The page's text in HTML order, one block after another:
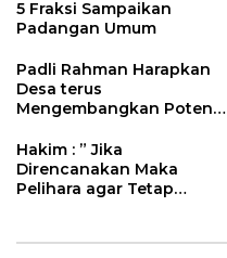
5 Fraksi Sampaikan
Padangan Umum
Padli Rahman Harapkan
Desa terus
Mengembangkan Potensi
Hakim : ” Jika
Direncanakan Maka
Pelihara agar Tetap